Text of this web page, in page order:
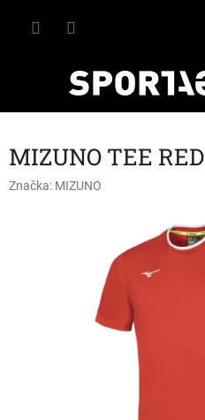
MIZUNO TEE RED
Značka: MIZUNO